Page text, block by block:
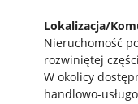
Lokalizacja/
Nieruchomość
rozwiniętej
W okolicy
handlowo-